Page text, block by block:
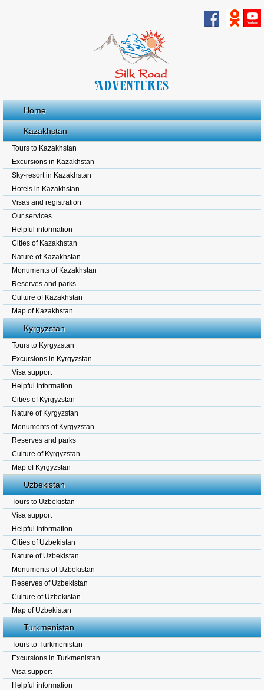
Home
Kazakhstan
Tours to Kazakhstan
Excursions in Kazakhstan
Sky-resort in Kazakhstan
Hotels in Kazakhstan
Visas and registration
Our services
Helpful information
Cities of Kazakhstan
Nature of Kazakhstan
Monuments of Kazakhstan
Reserves and parks
Culture of Kazakhstan
Map of Kazakhstan
Kyrgyzstan
Tours to Kyrgyzstan
Excursions in Kyrgyzstan
Visa support
Helpful information
Cities of Kyrgyzstan
Nature of Kyrgyzstan
Monuments of Kyrgyzstan
Reserves and parks
Culture of Kyrgyzstan.
Map of Kyrgyzstan
Uzbekistan
Tours to Uzbekistan
Visa support
Helpful information
Cities of Uzbekistan
Nature of Uzbekistan
Monuments of Uzbekistan
Reserves of Uzbekistan
Culture of Uzbekistan
Map of Uzbekistan
Turkmenistan
Tours to Turkmenistan
Excursions in Turkmenistan
Visa support
Helpful information